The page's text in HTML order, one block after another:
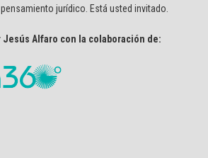
jurídico. Está usted invitado.
Jesús Alfaro con la colaboración de: